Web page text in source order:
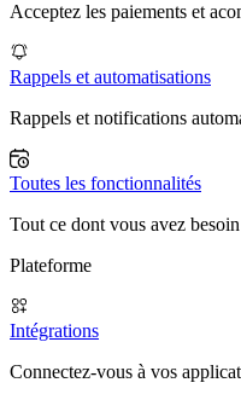
Acceptez les paiements et
Rappels et automatisations
Rappels et notifications
Toutes les fonctionnalités
Tout ce dont vous avez
Plateforme
Intégrations
Connectez-vous à vos